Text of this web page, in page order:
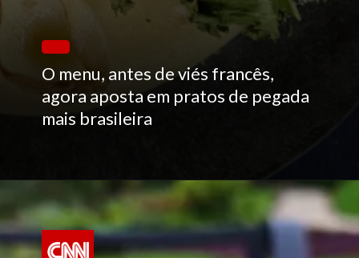
O menu, antes de viés francês,
agora aposta em pratos de pegada
mais brasileira